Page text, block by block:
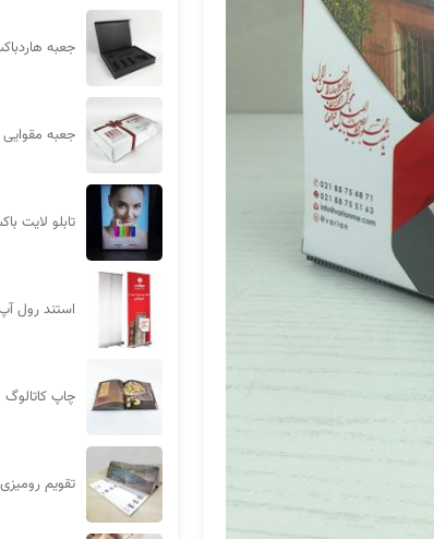
جعبه
جعبه مقوایی
تابلو لایت
استند رول
چاپ کاتالوگ
تقویم رومیزی